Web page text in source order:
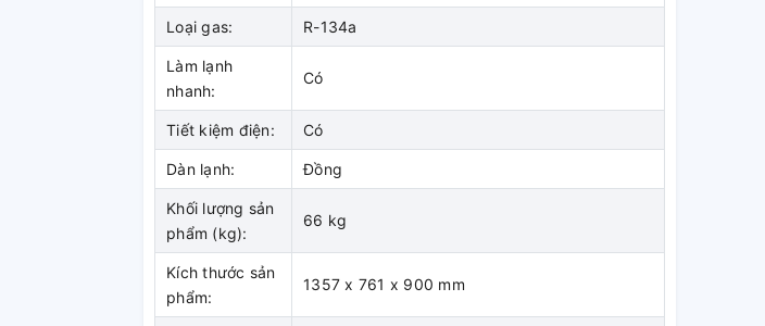
Loại gas: R-134a
Làm lạnh
nhanh:
Có
Tiết kiệm điện: Có
Dàn lạnh: Đồng
Khối lượng sản
phẩm (kg):
66 kg
Kích thước sản
phẩm:
1357 x 761 x 900 mm